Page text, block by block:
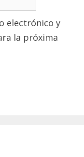
electrónico y
la próxima